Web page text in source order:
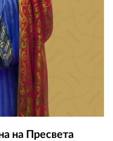
на Пресвета